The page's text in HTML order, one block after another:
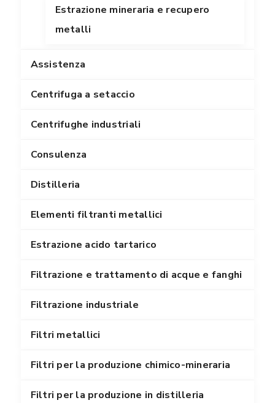
Estrazione mineraria e recupero
metalli
Assistenza
Centrifuga a setaccio
Centrifughe industriali
Consulenza
Distilleria
Elementi filtranti metallici
Estrazione acido tartarico
Filtrazione e trattamento di acque e fanghi
Filtrazione industriale
Filtri metallici
Filtri per la produzione chimico-mineraria
Filtri per la produzione in distilleria